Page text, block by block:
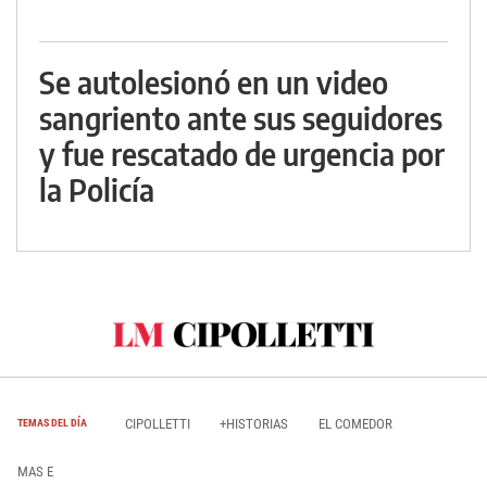
Se autolesionó en un video
sangriento ante sus seguidores
y fue rescatado de urgencia por
la Policía
TEMAS DEL DÍA CIPOLLETTI +HISTORIAS EL COMEDOR
MAS E